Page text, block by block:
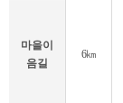
마을이
음길
6㎞